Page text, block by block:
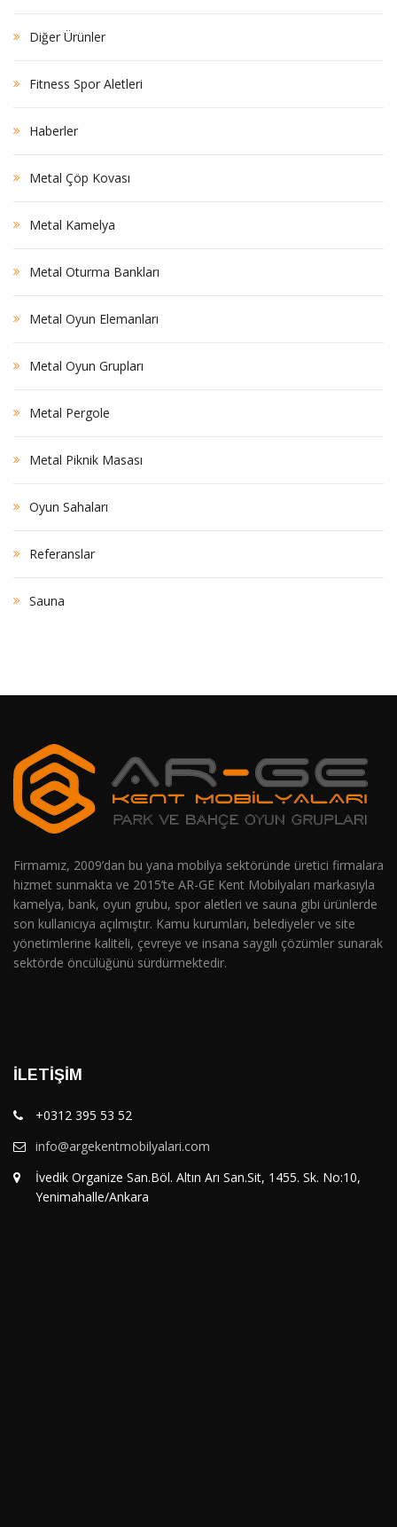
Diğer Ürünler
Fitness Spor Aletleri
Haberler
Metal Çöp Kovası
Metal Kamelya
Metal Oturma Bankları
Metal Oyun Elemanları
Metal Oyun Grupları
Metal Pergole
Metal Piknik Masası
Oyun Sahaları
Referanslar
Sauna
Firmamız, 2009’dan bu yana mobilya sektöründe üretici firmalara
hizmet sunmakta ve 2015’te AR-GE Kent Mobilyaları markasıyla
kamelya, bank, oyun grubu, spor aletleri ve sauna gibi ürünlerde
son kullanıcıya açılmıştır. Kamu kurumları, belediyeler ve site
yönetimlerine kaliteli, çevreye ve insana saygılı çözümler sunarak
sektörde öncülüğünü sürdürmektedir.
İLETIŞIM
+0312 395 53 52
info@argekentmobilyalari.com
İvedik Organize San.Böl. Altın Arı San.Sit, 1455. Sk. No:10,
Yenimahalle/Ankara